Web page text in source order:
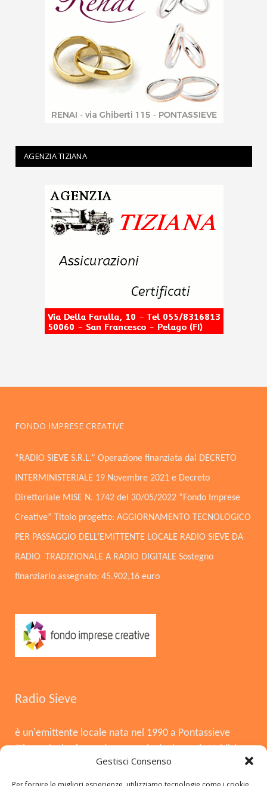
Gestisci Consenso
AGENZIA TIZIANA
FONDO IMPRESE CREATIVE
“RADIO SIEVE S.R.L.” Operazione finanziata dal DECRETO
INTERMINISTERIALE 19 Novembre 2021 e Decreto
Direttoriale MISE N. 1742 del 30/05/2022 “Fondo Imprese
Creative” Titolo progetto: AGGIORNAMENTO TECNOLOGICO
PER PASSAGGIO DELL’EMITTENTE LOCALE RADIO SIEVE DA
RADIO TRADIZIONALE A RADIO DIGITALE Sostegno
finanziario assegnato: 45.902,16 euro
Radio Sieve
è un'emittente locale nata nel 1990 a Pontassieve
e il Mugello. Dopo la chiusura nel 2008, è tornata in
onda il 3 agosto 2015, offrendo musica, notizie locali,